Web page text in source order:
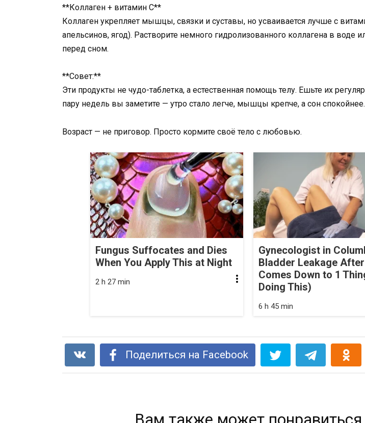
**Коллаген + витамин C**
Коллаген укрепляет мышцы, связки и суставы, но усваивается лучше с
апельсинов, ягод). Растворите немного гидролизованного коллагена в воде
перед сном.
**Совет:**
Эти продукты не чудо-таблетка, а естественная помощь телу. Ешьте их
пару недель вы заметите — утро стало легче, мышцы крепче, а сон спокойнее.
Возраст — не приговор. Просто кормите своё тело с любовью.
Fungus Suffocates and Dies
When You Apply This at Night
2 h 27 min
Gynecologist in
Bladder Leakage
Comes Down to 1
Doing This)
6 h 45 min
Поделиться на Facebook